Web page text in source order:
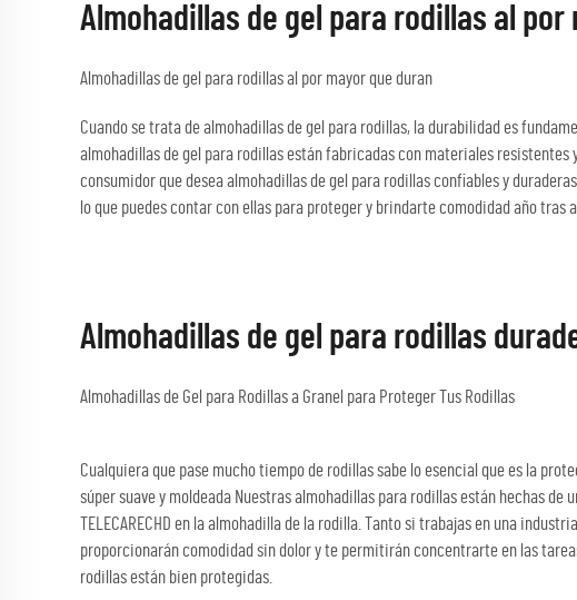
Almohadillas de gel para rodillas al
Almohadillas de gel para rodillas al por mayor que duran
Cuando se trata de almohadillas de gel para rodillas, la durabilidad es
almohadillas de gel para rodillas están fabricadas con materiales resistentes
consumidor que desea almohadillas de gel para rodillas confiables y
lo que puedes contar con ellas para proteger y brindarte comodidad año tras
Almohadillas de gel para rodillas
Almohadillas de Gel para Rodillas a Granel para Proteger Tus Rodillas
Cualquiera que pase mucho tiempo de rodillas sabe lo esencial que es la
súper suave y moldeada Nuestras almohadillas para rodillas están hechas
TELECARECHD en la almohadilla de la rodilla. Tanto si trabajas en una
proporcionarán comodidad sin dolor y te permitirán concentrarte en las
rodillas están bien protegidas.